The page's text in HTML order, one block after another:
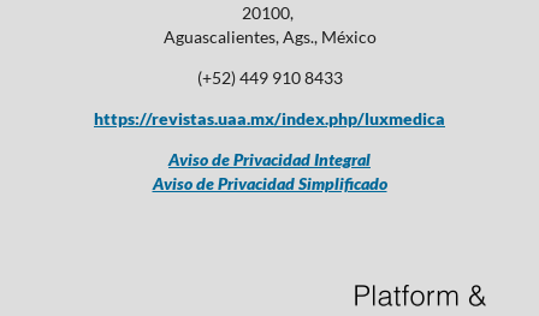
20100,
Aguascalientes, Ags., México
(+52) 449 910 8433
https://revistas.uaa.mx/index.php/luxmedica
Aviso de Privacidad Integral
Aviso de Privacidad Simplificado